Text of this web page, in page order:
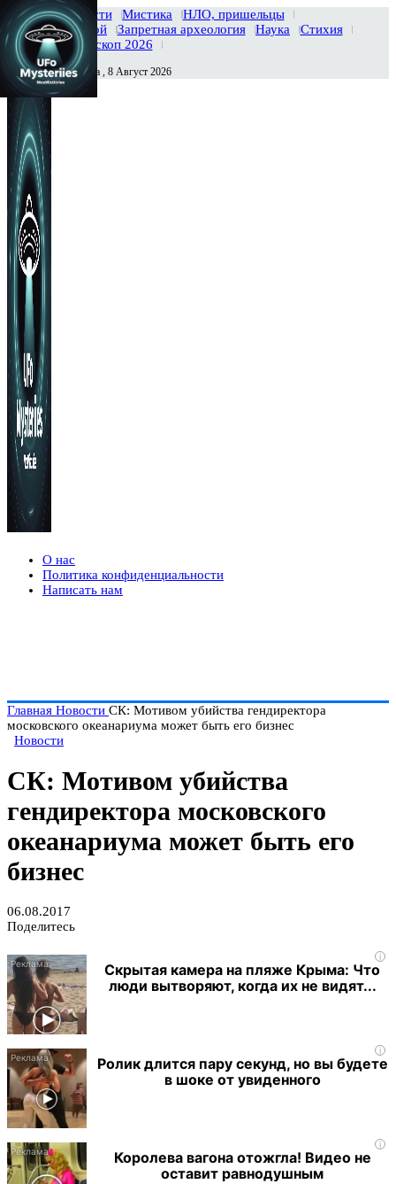
Главная Новости Мистика
НЛО, пришельцы
Тайны вселенной
Запретная археология Наука
Стихия
История
Гороскоп 2026
Сегодня Суббота , 8 Август 2026
О нас
Политика конфиденциальности
Написать нам
Главная Новости СК: Мотивом убийства гендиректора
московского океанариума может быть его бизнес
Новости
СК: Мотивом убийства
гендиректора московского
океанариума может быть его
бизнес
06.08.2017
Поделитесь
i
Скрытая камера на пляже Крыма: Что
люди вытворяют, когда их не видят...
i
Ролик длится пару секунд, но вы будете
в шоке от увиденного
i
Королева вагона отожгла! Видео не
оставит равнодушным